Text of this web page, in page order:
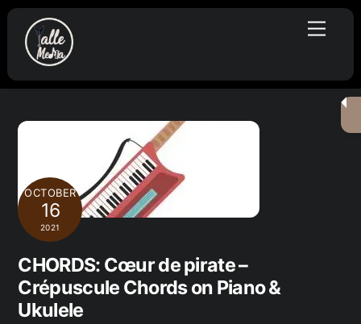
Skip
content
Menu
OCTOBER
16
2021
CHORDS: Cœur de pirate –
Crépuscule Chords on Piano &
Ukulele